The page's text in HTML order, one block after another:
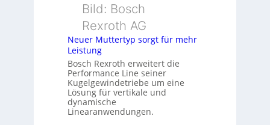
m
s
u
n
g
n
e
k
m
b
i
i
Bild: Bosch
Rexroth AG
Neuer Muttertyp sorgt für mehr
Leistung
Bosch Rexroth erweitert die
Performance Line seiner
Kugelgewindetriebe um eine
Lösung für vertikale und
dynamische
Linearanwendungen.